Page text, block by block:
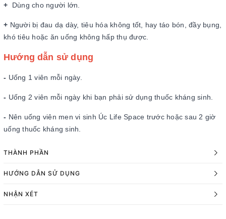
+ Dùng cho người lớn.
+ Người bị đau dạ dày, tiêu hóa không tốt, hay táo bón, đầy bụng,
khó tiêu hoặc ăn uống không hấp thụ được.
Hướng dẫn sử dụng
- Uống 1 viên mỗi ngày.
- Uống 2 viên mỗi ngày khi bạn phải sử dụng thuốc kháng sinh.
- Nên uống viên men vi sinh Úc Life Space trước hoặc sau 2 giờ
uống thuốc kháng sinh.
THÀNH PHẦN
HƯỚNG DẪN SỬ DỤNG
NHẬN XÉT